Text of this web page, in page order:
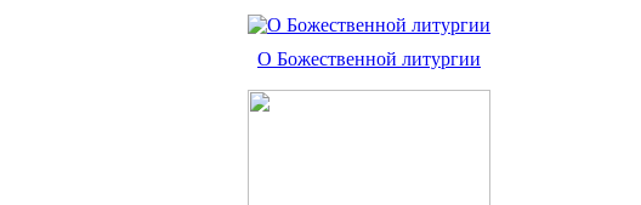
О Божественной литургии